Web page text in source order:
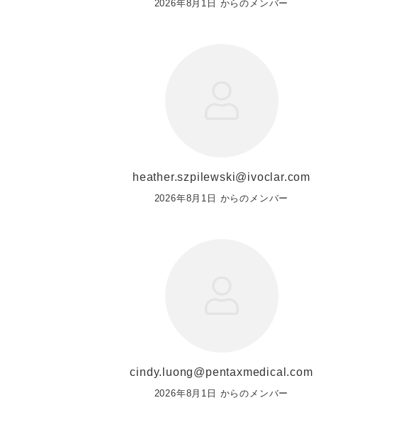
2026年8月1日 からのメンバー
heather.szpilewski@ivoclar.com
2026年8月1日 からのメンバー
cindy.luong@pentaxmedical.com
2026年8月1日 からのメンバー